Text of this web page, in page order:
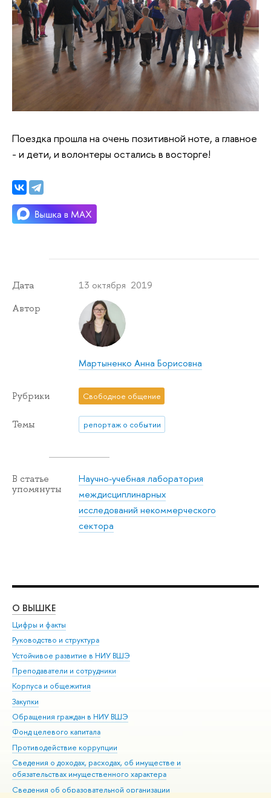
Поездка прошла на очень позитивной ноте, а главное
- и дети, и волонтеры остались в восторге!
Дата 13 октября 2019
Автор
Мартыненко Анна Борисовна
Рубрики Свободное общение
Темы репортаж о событии
В статье
упомянуты
Научно-учебная лаборатория
междисциплинарных
исследований некоммерческого
сектора
О ВЫШКЕ
Цифры и факты
Руководство и структура
Устойчивое развитие в НИУ ВШЭ
Преподаватели и сотрудники
Корпуса и общежития
Закупки
Обращения граждан в НИУ ВШЭ
Фонд целевого капитала
Противодействие коррупции
Сведения о доходах, расходах, об имуществе и
обязательствах имущественного характера
Сведения об образовательной организации